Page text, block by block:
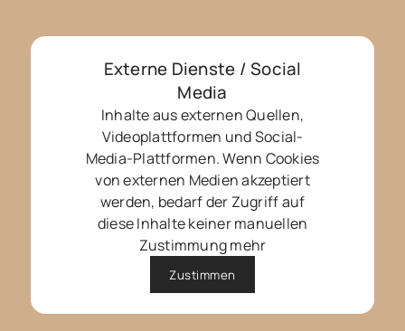
Externe Dienste / Social
Media
Inhalte aus externen Quellen,
Videoplattformen und Social-
Media-Plattformen. Wenn Cookies
von externen Medien akzeptiert
werden, bedarf der Zugriff auf
diese Inhalte keiner manuellen
Zustimmung mehr
Zustimmen